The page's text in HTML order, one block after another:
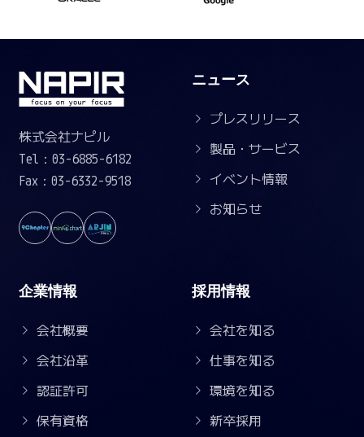
株式会社ナピル
Tel：03-6885-6182
Fax：03-6332-9518
ニュース
プレスリリース
製品・サービス
イベント情報
お知らせ
企業情報
会社概要
会社沿革
認証許可
保有資格
採用情報
会社を知る
仕事を知る
環境を知る
新卒採用